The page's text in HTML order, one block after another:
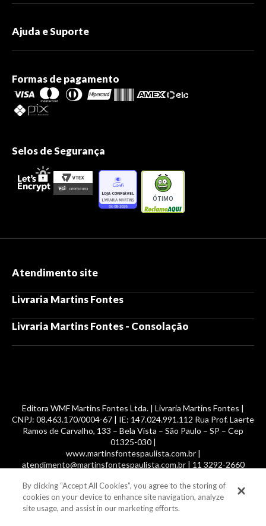
Ajuda e Suporte
Formas de pagamento
Selos de Segurança
ÓTIMO
Atendimento site
Livraria Martins Fontes
Livraria Martins Fontes - Consolação
Editora WMF Martins Fontes Ltda. | Livraria Martins Fontes |
CNPJ: 08.463.170/0004-67 | IE: 147.024.991.112 Rua Prof. Laerte
Ramos de Carvalho, 133 – Bela Vista – São Paulo – SP – Cep
01325-030 |
www.martinsfontespaulista.com.br |
atendimento@martinsfontespaulista.com.br | 11 3292-2660
© 2014 -2026, MartinsFontes livros nacionais e importados,
com mais de 700 mil títulos. Todos os direitos reservados.
By clicking “Accept All Cookies”, you agree to the storing of
cookies on your device to enhance site navigation, analyze
site usage, and assist in our marketing efforts.